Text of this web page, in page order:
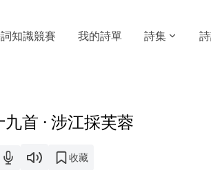
知識競賽 我的詩單 詩集
首 · 涉江採芙蓉
收藏